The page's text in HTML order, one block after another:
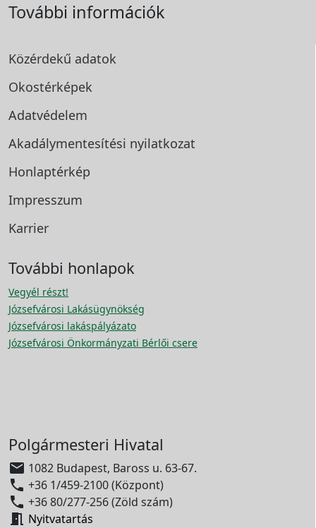
További információk
Közérdekű adatok
Okostérképek
Adatvédelem
Akadálymentesítési nyilatkozat
Honlaptérkép
Impresszum
Karrier
További honlapok
Vegyél részt!
Józsefvárosi Lakásügynökség
Józsefvárosi lakáspályázato
Józsefvárosi Önkormányzati Bérlői csere
Polgármesteri Hivatal
 1082 Budapest, Baross u. 63-67.
 +36 1/459-2100 (Központ)
 +36 80/277-256 (Zöld szám)
 Nyitvatartás